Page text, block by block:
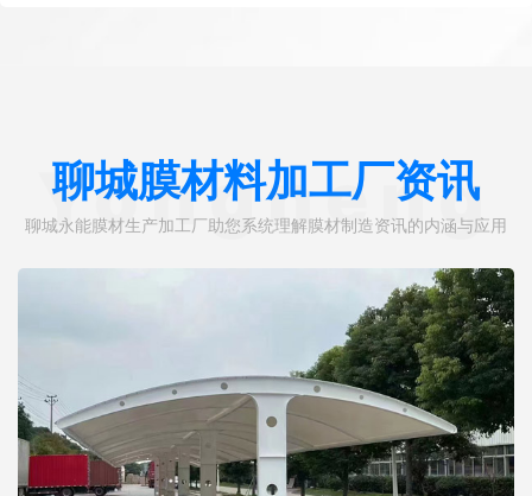
聊城膜材料加工厂资讯
聊城永能膜材生产加工厂助您系统理解膜材制造资讯的内涵与应用
Yongneng